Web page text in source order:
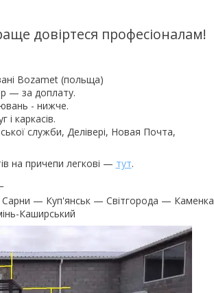
довіртеся професіоналам!
Bozamet (польща)
— за доплату.
- нижче.
каркасів.
служби, Делівері, Новая Почта,
на причепи легкові — тут.
Сарни — Куп'янськ — Світгорода —
Каширський